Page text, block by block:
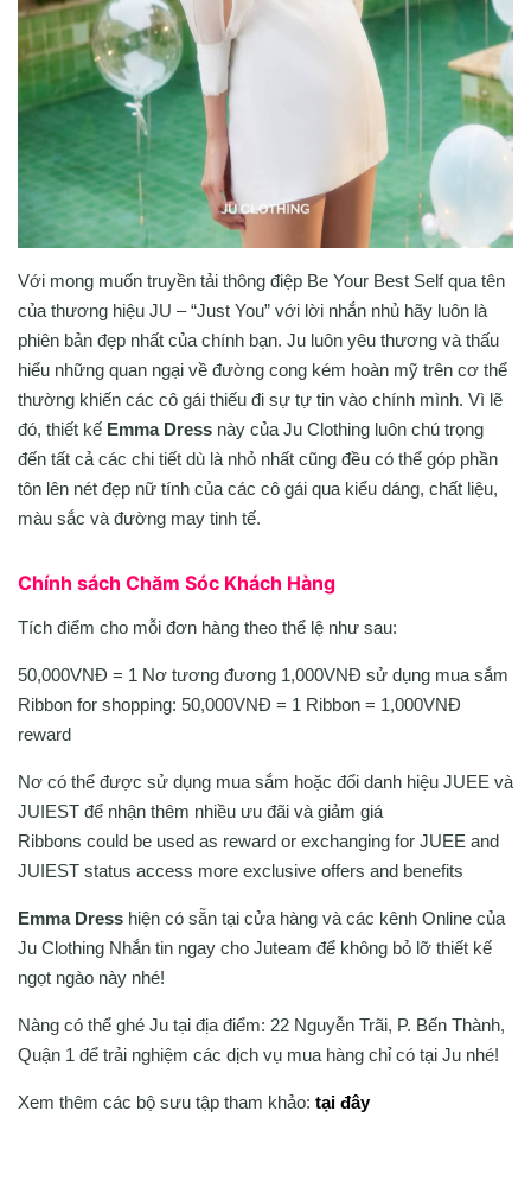
Với mong muốn truyền tải thông điệp Be Your Best Self qua tên
của thương hiệu JU – “Just You” với lời nhắn nhủ hãy luôn là
phiên bản đẹp nhất của chính bạn. Ju luôn yêu thương và thấu
hiểu những quan ngại về đường cong kém hoàn mỹ trên cơ thể
thường khiến các cô gái thiếu đi sự tự tin vào chính mình. Vì lẽ
đó, thiết kế Emma Dress này của Ju Clothing luôn chú trọng
đến tất cả các chi tiết dù là nhỏ nhất cũng đều có thể góp phần
tôn lên nét đẹp nữ tính của các cô gái qua kiểu dáng, chất liệu,
màu sắc và đường may tinh tế.
Chính sách Chăm Sóc Khách Hàng
Tích điểm cho mỗi đơn hàng theo thể lệ như sau:
50,000VNĐ = 1 Nơ tương đương 1,000VNĐ sử dụng mua sắm
Ribbon for shopping: 50,000VNĐ = 1 Ribbon = 1,000VNĐ
reward
Nơ có thể được sử dụng mua sắm hoặc đổi danh hiệu JUEE và
JUIEST để nhận thêm nhiều ưu đãi và giảm giá
Ribbons could be used as reward or exchanging for JUEE and
JUIEST status access more exclusive offers and benefits
Emma Dress hiện có sẵn tại cửa hàng và các kênh Online của
Ju Clothing Nhắn tin ngay cho Juteam để không bỏ lỡ thiết kế
ngọt ngào này nhé!
Nàng có thể ghé Ju tại địa điểm: 22 Nguyễn Trãi, P. Bến Thành,
Quận 1 để trải nghiệm các dịch vụ mua hàng chỉ có tại Ju nhé!
Xem thêm các bộ sưu tập tham khảo: tại đây